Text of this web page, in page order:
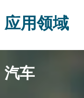
应用领域
汽车